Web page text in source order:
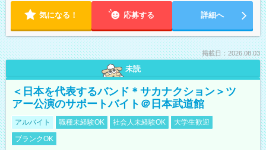
気になる！ 応募する 詳細へ
掲載日：2026.08.03
未読
＜日本を代表するバンド＊サカナクション＞ツ
アー公演のサポートバイト＠日本武道館
アルバイト 職種未経験OK 社会人未経験OK
大学生歓迎
ブランクOK